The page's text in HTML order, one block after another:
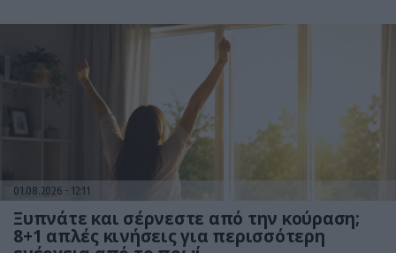
01.08.2026 12:11
Ξυπνάτε και σέρνεστε από την κούραση;
8+1 απλές κινήσεις για περισσότερη